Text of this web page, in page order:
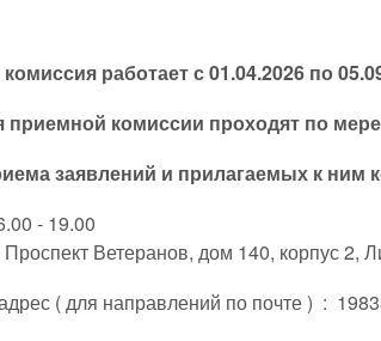
работает с 01.04.2026 по
приемной комиссии проходят по
заявлений и прилагаемых к ним
- 19.00
Ветеранов, дом 140, корпус 2,
( для направлений по почте ) :